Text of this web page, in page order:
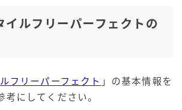
イルフリーパーフェクトの
フリーパーフェクト 」の基本情報を
考にしてください。